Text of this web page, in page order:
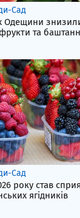
Сад
Одещини
та
Сад
року став
ягідників